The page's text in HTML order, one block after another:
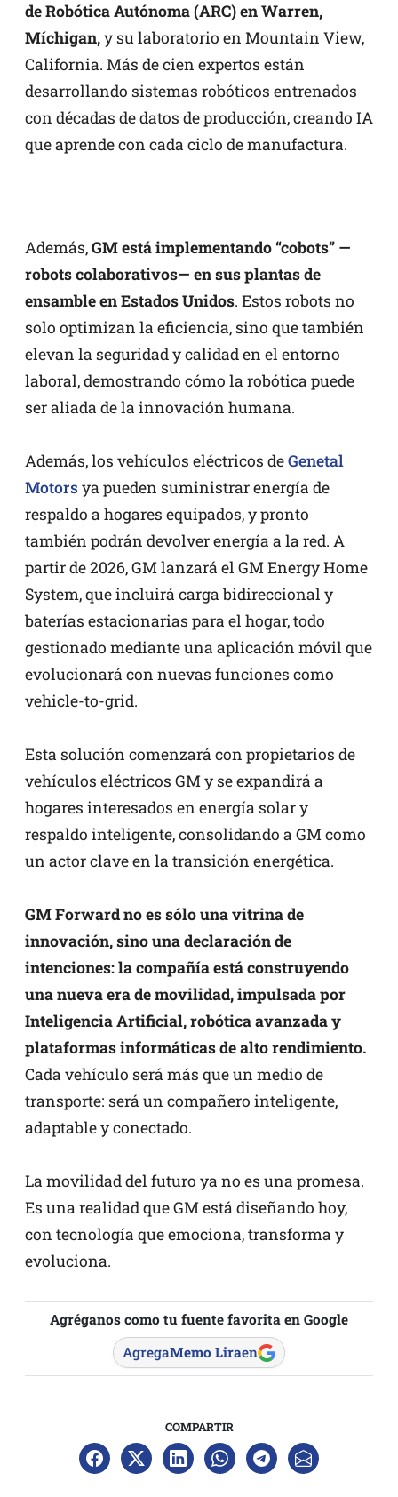
de Robótica Autónoma (ARC) en Warren,
Míchigan,y su laboratorio en Mountain View,
California. Más de cien expertos están
desarrollando sistemas robóticos entrenados
con décadas de datos de producción, creando IA
que aprende con cada ciclo de manufactura.
Además,GM está implementando “cobots” —
robots colaborativos— en sus plantas de
ensamble en Estados Unidos. Estos robots no
solo optimizan la eficiencia, sino que también
elevan la seguridad y calidad en el entorno
laboral, demostrando cómo la robótica puede
ser aliada de la innovación humana.
Además, los vehículos eléctricos deGenetal
Motorsya pueden suministrar energía de
respaldo a hogares equipados, y pronto
también podrán devolver energía a la red. A
partir de 2026, GM lanzará el GM Energy Home
System, que incluirá carga bidireccional y
baterías estacionarias para el hogar, todo
gestionado mediante una aplicación móvil que
evolucionará con nuevas funciones como
vehicle-to-grid.
Esta solución comenzará con propietarios de
vehículos eléctricos GM y se expandirá a
hogares interesados en energía solar y
respaldo inteligente, consolidando a GM como
un actor clave en la transición energética.
GM Forward no es sólo una vitrina de
innovación, sino una declaración de
intenciones: la compañía está construyendo
una nueva era de movilidad, impulsada por
Inteligencia Artificial, robótica avanzada y
plataformas informáticas de alto rendimiento.
Cada vehículo será más que un medio de
transporte: será un compañero inteligente,
adaptable y conectado.
La movilidad del futuro ya no es una promesa.
Es una realidad que GM está diseñando hoy,
con tecnología que emociona, transforma y
evoluciona.
Agréganos como tu fuente favorita en Google
AgregaMemo Liraen
COMPARTIR